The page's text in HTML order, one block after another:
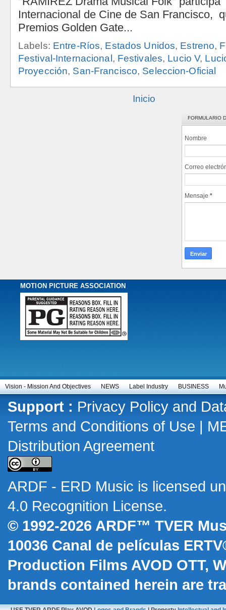
Labels: Entre-Ríos, Estados Unidos, Estreno,
Festival-Internacional , Festivales, Lucio V,
Proyección, San-Francisco, Seleccion-Oficial
Inicio
FORMULARIO
Nombre
Correo
Mensaje *
MOTION PICTURE ASSOCIATION
Vision - Mission And Objectives NEWS Label Industry BUSINESS
Support : Privacy Policy and
Terms and Conditions of Use |
Distribution Agreement
ARDF - ERD Music is licensed
4.0 Recognition License.
© 1992-2026 ARDF™ TVER
10036 Canal de películas
Production Films AVOD OTT,
brands contained herein are